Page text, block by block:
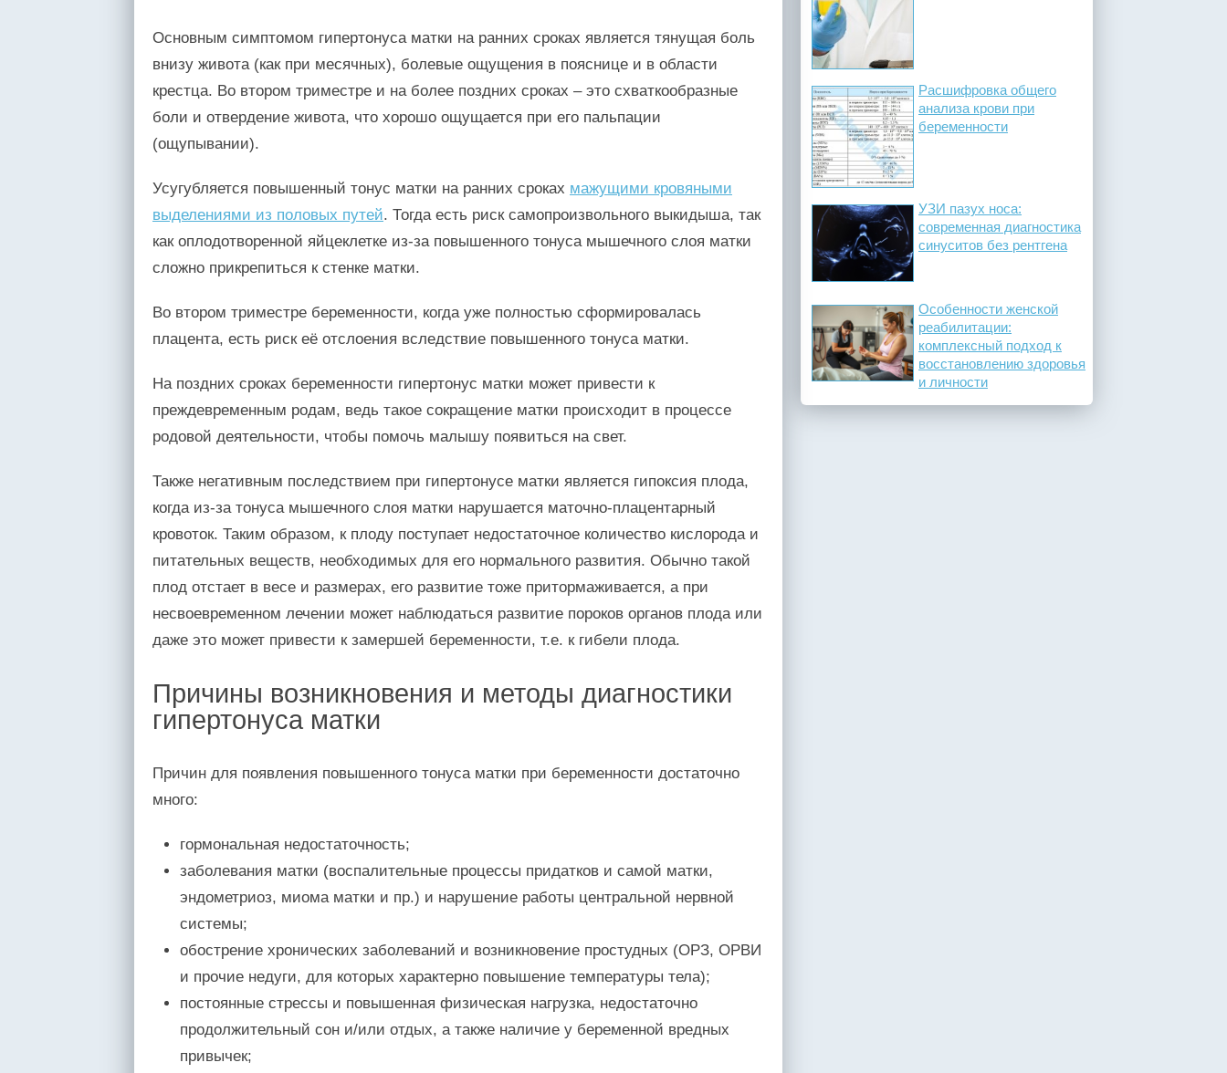
Основным симптомом гипертонуса матки на ранних сроках является тянущая боль
внизу живота (как при месячных), болевые ощущения в пояснице и в области
крестца. Во втором триместре и на более поздних сроках – это схваткообразные
боли и отвердение живота, что хорошо ощущается при его пальпации
(ощупывании).
Усугубляется повышенный тонус матки на ранних сроках мажущими кровяными
выделениями из половых путей. Тогда есть риск самопроизвольного выкидыша, так
как оплодотворенной яйцеклетке из-за повышенного тонуса мышечного слоя матки
сложно прикрепиться к стенке матки.
Во втором триместре беременности, когда уже полностью сформировалась
плацента, есть риск её отслоения вследствие повышенного тонуса матки.
На поздних сроках беременности гипертонус матки может привести к
преждевременным родам, ведь такое сокращение матки происходит в процессе
родовой деятельности, чтобы помочь малышу появиться на свет.
Также негативным последствием при гипертонусе матки является гипоксия плода,
когда из-за тонуса мышечного слоя матки нарушается маточно-плацентарный
кровоток. Таким образом, к плоду поступает недостаточное количество кислорода и
питательных веществ, необходимых для его нормального развития. Обычно такой
плод отстает в весе и размерах, его развитие тоже притормаживается, а при
несвоевременном лечении может наблюдаться развитие пороков органов плода или
даже это может привести к замершей беременности, т.е. к гибели плода.
Причины возникновения и методы диагностики
гипертонуса матки
Причин для появления повышенного тонуса матки при беременности достаточно
много:
гормональная недостаточность;
заболевания матки (воспалительные процессы придатков и самой матки,
эндометриоз, миома матки и пр.) и нарушение работы центральной нервной
системы;
обострение хронических заболеваний и возникновение простудных (ОРЗ, ОРВИ
и прочие недуги, для которых характерно повышение температуры тела);
постоянные стрессы и повышенная физическая нагрузка, недостаточно
продолжительный сон и/или отдых, а также наличие у беременной вредных
привычек;
Расшифровка общего
анализа крови при
беременности
УЗИ пазух носа:
современная диагностика
синуситов без рентгена
Особенности женской
реабилитации:
комплексный подход к
восстановлению здоровья
и личности